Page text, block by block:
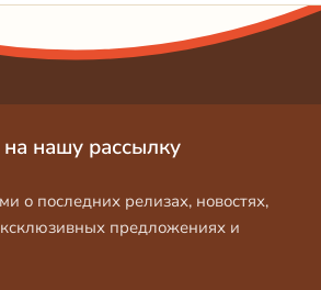
нашу рассылку
о последних релизах, новостях,
предложениях и